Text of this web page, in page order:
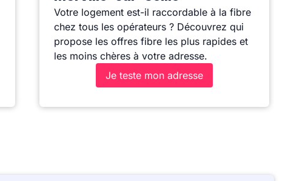
Votre logement est-il raccordable à la fibre
chez tous les opérateurs ? Découvrez qui
propose les offres fibre les plus rapides et
les moins chères à votre adresse.
Je teste mon adresse